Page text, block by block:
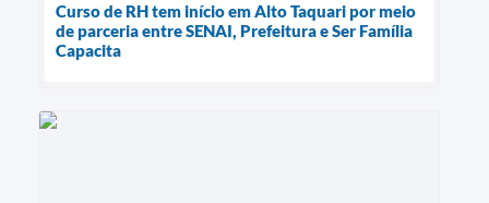
Curso de RH tem início em Alto Taquari por meio
de parceria entre SENAI, Prefeitura e Ser Família
Capacita